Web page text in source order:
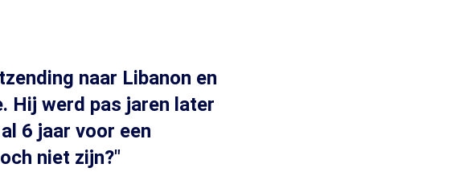
naar Libanon en
Hij werd pas jaren later
6 jaar voor een
niet zijn?"